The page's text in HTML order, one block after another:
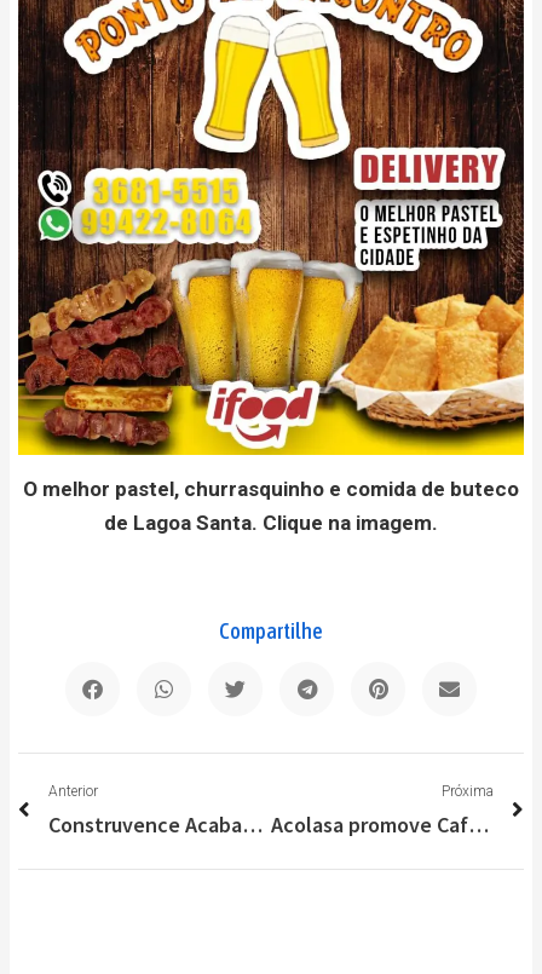
O melhor pastel, churrasquinho e comida de buteco
de Lagoa Santa. Clique na imagem.
Compartilhe
Anterior
Construvence Acabamentos de Lagoa Santa emite Nota Oficial sobre acidente
Próxima
Acolasa promove Café da Manhã para celebrar Dia Internacional da Mulher